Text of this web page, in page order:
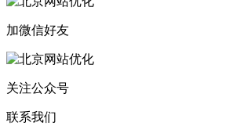
加微信好友
关注公众号
联系我们